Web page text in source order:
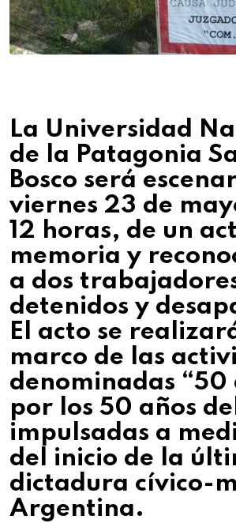
La Universidad
de la Patagonia
Bosco será
viernes 23 de
12 horas, de un
memoria y
a dos
detenidos y
El acto se
marco de las
denominadas “50
por los 50 años
impulsadas a
del inicio de la
dictadura cívico-
Argentina.